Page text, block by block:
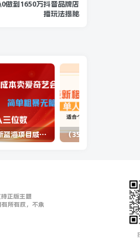
做到1650万抖音品牌店
播玩法揭秘
（10784期）最新蓝海项目咸鱼零成本卖爱奇艺会员小白有手就行 无脑操作轻松日入三位数
正版主题
所有权，不承